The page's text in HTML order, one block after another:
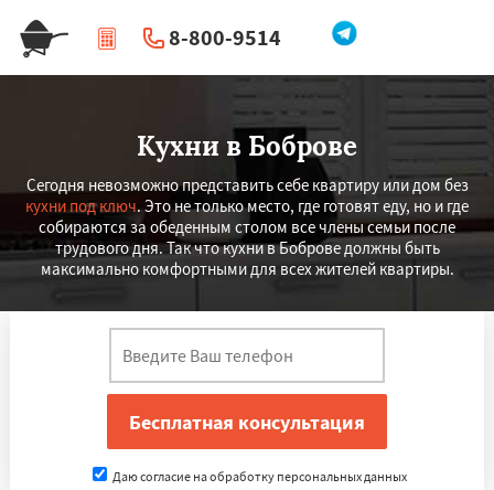
8-800-9514
| Перезвоните мне
Кухни в Боброве
Сегодня невозможно представить себе квартиру или дом без
кухни под ключ. Это не только место, где готовят еду, но и где
собираются за обеденным столом все члены семьи после
трудового дня. Так что кухни в Боброве должны быть
максимально комфортными для всех жителей квартиры.
Даю согласие на обработку персональных данных